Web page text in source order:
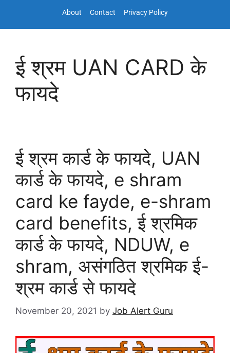
About Contact Privacy Policy
ई श्रम UAN CARD के
फायदे
ई श्रम कार्ड के फायदे, UAN
कार्ड के फायदे, e shram
card ke fayde, e-shram
card benefits, ई श्रमिक
कार्ड के फायदे, NDUW, e
shram, असंगठित श्रमिक ई-
श्रम कार्ड से फायदे
November 20, 2021 by Job Alert Guru